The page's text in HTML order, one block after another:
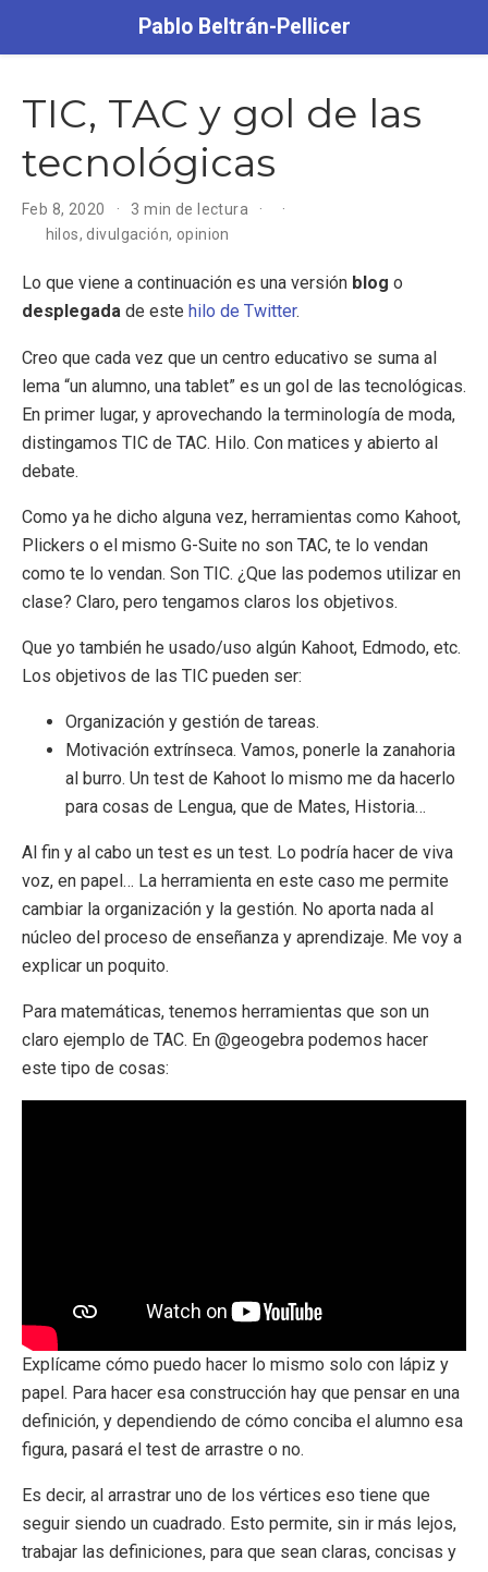
Pablo Beltrán-Pellicer
TIC, TAC y gol de las
tecnológicas
Feb 8, 2020
3 min de lectura
hilos, divulgación, opinion
Lo que viene a continuación es una versión blog o
desplegada de este hilo de Twitter.
Creo que cada vez que un centro educativo se suma al
lema “un alumno, una tablet” es un gol de las tecnológicas.
En primer lugar, y aprovechando la terminología de moda,
distingamos TIC de TAC. Hilo. Con matices y abierto al
debate.
Como ya he dicho alguna vez, herramientas como Kahoot,
Plickers o el mismo G-Suite no son TAC, te lo vendan
como te lo vendan. Son TIC. ¿Que las podemos utilizar en
clase? Claro, pero tengamos claros los objetivos.
Que yo también he usado/uso algún Kahoot, Edmodo, etc.
Los objetivos de las TIC pueden ser:
Organización y gestión de tareas.
Motivación extrínseca. Vamos, ponerle la zanahoria
al burro. Un test de Kahoot lo mismo me da hacerlo
para cosas de Lengua, que de Mates, Historia…
Al fin y al cabo un test es un test. Lo podría hacer de viva
voz, en papel… La herramienta en este caso me permite
cambiar la organización y la gestión. No aporta nada al
núcleo del proceso de enseñanza y aprendizaje. Me voy a
explicar un poquito.
Para matemáticas, tenemos herramientas que son un
claro ejemplo de TAC. En @geogebra podemos hacer
este tipo de cosas:
Explícame cómo puedo hacer lo mismo solo con lápiz y
papel. Para hacer esa construcción hay que pensar en una
definición, y dependiendo de cómo conciba el alumno esa
figura, pasará el test de arrastre o no.
Es decir, al arrastrar uno de los vértices eso tiene que
seguir siendo un cuadrado. Esto permite, sin ir más lejos,
trabajar las definiciones, para que sean claras, concisas y